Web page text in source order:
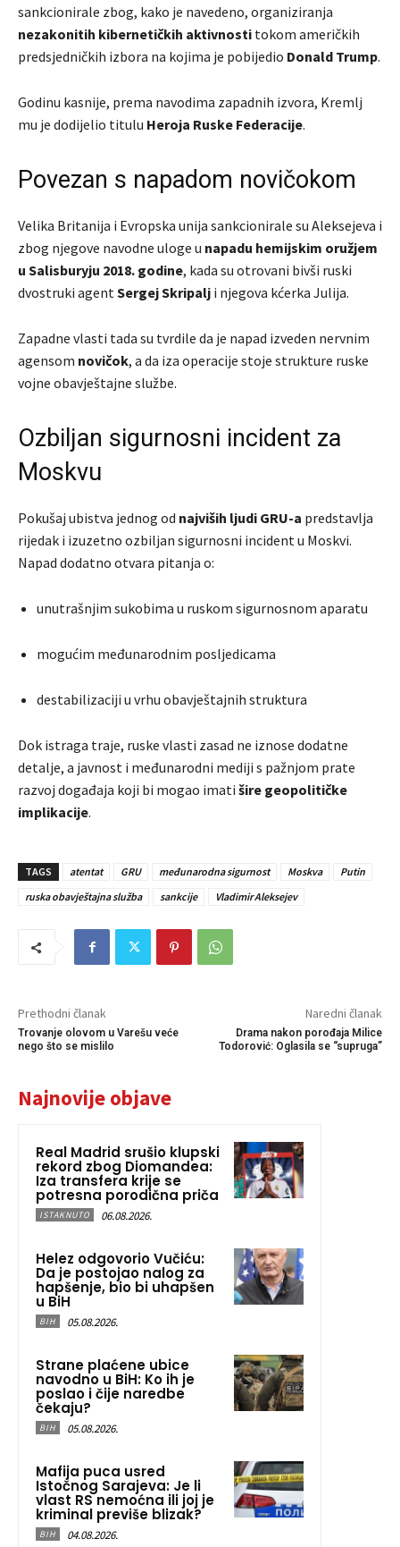
sankcionirale zbog, kako je navedeno, organiziranja
nezakonitih kibernetičkih aktivnosti tokom američkih
predsjedničkih izbora na kojima je pobijedio Donald Trump.
Godinu kasnije, prema navodima zapadnih izvora, Kremlj
mu je dodijelio titulu Heroja Ruske Federacije.
Povezan s napadom novičokom
Velika Britanija i Evropska unija sankcionirale su Aleksejeva i
zbog njegove navodne uloge u napadu hemijskim oružjem
u Salisburyju 2018. godine, kada su otrovani bivši ruski
dvostruki agentSergej Skripalj i njegova kćerka Julija.
Zapadne vlasti tada su tvrdile da je napad izveden nervnim
agensom novičok, a da iza operacije stoje strukture ruske
vojne obavještajne službe.
Ozbiljan sigurnosni incident za
Moskvu
Pokušaj ubistva jednog od najviših ljudi GRU-a predstavlja
rijedak i izuzetno ozbiljan sigurnosni incident u Moskvi.
Napad dodatno otvara pitanja o:
unutrašnjim sukobima u ruskom sigurnosnom aparatu
mogućim međunarodnim posljedicama
destabilizaciji u vrhu obavještajnih struktura
Dok istraga traje, ruske vlasti zasad ne iznose dodatne
detalje, a javnost i međunarodni mediji s pažnjom prate
razvoj događaja koji bi mogao imati šire geopolitičke
implikacije.
TAGS atentat GRU međunarodna sigurnost Moskva
Putin
ruska obavještajna služba
sankcije Vladimir Aleksejev
Prethodni članak
Trovanje olovom u Varešu veće
nego što se mislilo
Naredni članak
Drama nakon porođaja Milice
Todorović: Oglasila se “supruga”
Najnovije objave
Real Madrid srušio klupski
rekord zbog Diomandea:
Iza transfera krije se
potresna porodična priča
ISTAKNUTO 06.08.2026.
Helez odgovorio Vučiću:
Da je postojao nalog za
hapšenje, bio bi uhapšen
u BiH
BIH 05.08.2026.
Strane plaćene ubice
navodno u BiH: Ko ih je
poslao i čije naredbe
čekaju?
BIH 05.08.2026.
Mafija puca usred
Istočnog Sarajeva: Je li
vlast RS nemoćna ili joj je
kriminal previše blizak?
BIH 04.08.2026.